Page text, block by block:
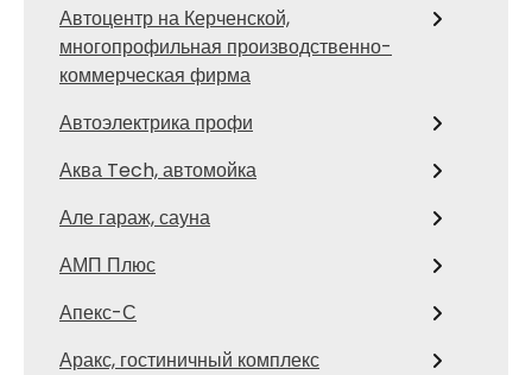
Автоцентр на Керченской,
многопрофильная производственно-
коммерческая фирма
Автоэлектрика профи
Аква Tech, автомойка
Але гараж, сауна
АМП Плюс
Апекс-С
Аракс, гостиничный комплекс